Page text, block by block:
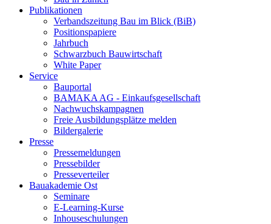
Publikationen
Verbandszeitung Bau im Blick (BiB)
Positionspapiere
Jahrbuch
Schwarzbuch Bauwirtschaft
White Paper
Service
Bauportal
BAMAKA AG - Einkaufsgesellschaft
Nachwuchskampagnen
Freie Ausbildungsplätze melden
Bildergalerie
Presse
Pressemeldungen
Pressebilder
Presseverteiler
Bauakademie Ost
Seminare
E-Learning-Kurse
Inhouseschulungen